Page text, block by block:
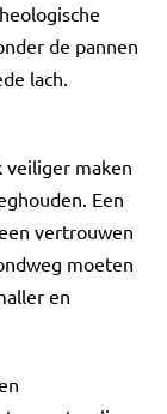
de pannen
lach.
veiliger maken
Een
vertrouwen
moeten
en